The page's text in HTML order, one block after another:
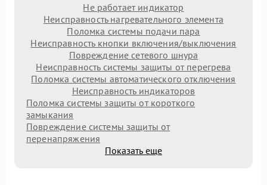
Не работает индикатор
Неисправность нагревательного элемента
Поломка системы подачи пара
Неисправность кнопки включения/выключения
Повреждение сетевого шнура
Неисправность системы защиты от перегрева
Поломка системы автоматического отключения
Неисправность индикаторов
Поломка системы защиты от короткого
замыкания
Повреждение системы защиты от
перенапряжения
Показать еще